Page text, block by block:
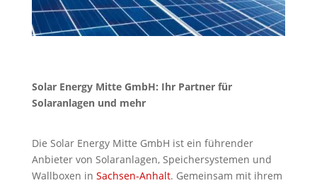
Solar Energy Mitte GmbH: Ihr Partner für
Solaranlagen und mehr
Die Solar Energy Mitte GmbH ist ein führender
Anbieter von Solaranlagen, Speichersystemen und
Wallboxen in Sachsen-Anhalt. Gemeinsam mit ihrem